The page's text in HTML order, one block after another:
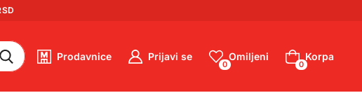
Prodavnice Prijavi se
0
Omiljeni
0
Korpa